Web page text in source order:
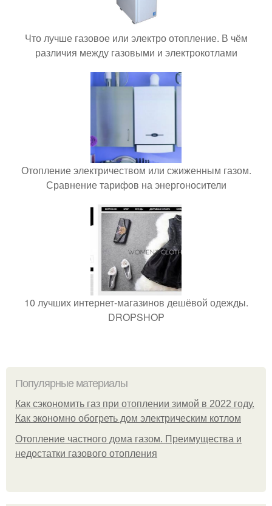
Что лучше газовое или электро отопление. В чём
различия между газовыми и электрокотлами
Отопление электричеством или сжиженным газом.
Сравнение тарифов на энергоносители
10 лучших интернет-магазинов дешёвой одежды.
DROPSHOP
Популярные материалы
Как сэкономить газ при отоплении зимой в 2022 году.
Как экономно обогреть дом электрическим котлом
Отопление частного дома газом. Преимущества и
недостатки газового отопления